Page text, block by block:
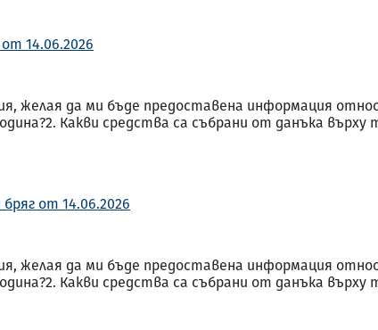
14.06.2026
желая да ми бъде предоставена информация
Какви средства са събрани от данъка
от 14.06.2026
желая да ми бъде предоставена информация
Какви средства са събрани от данъка